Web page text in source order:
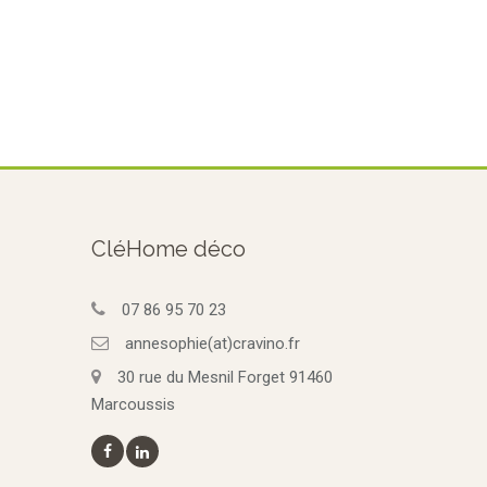
CléHome déco
07 86 95 70 23
annesophie(at)cravino.fr
30 rue du Mesnil Forget 91460
Marcoussis